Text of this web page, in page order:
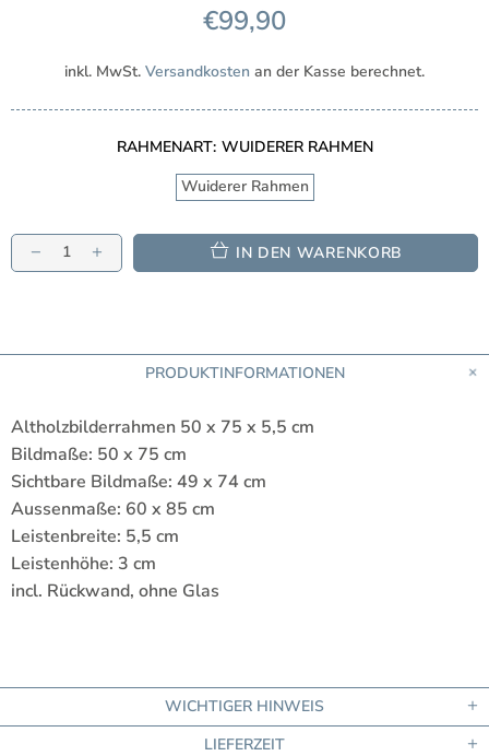
€99,90
inkl. MwSt. Versandkosten an der Kasse berechnet.
RAHMENART: WUIDERER RAHMEN
Wuiderer Rahmen
IN DEN WARENKORB
PRODUKTINFORMATIONEN
Altholzbilderrahmen 50 x 75 x 5,5 cm
Bildmaße: 50 x 75 cm
Sichtbare Bildmaße: 49 x 74 cm
Aussenmaße: 60 x 85 cm
Leistenbreite: 5,5 cm
Leistenhöhe: 3 cm
incl. Rückwand, ohne Glas
WICHTIGER HINWEIS
LIEFERZEIT